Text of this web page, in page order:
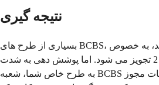
نتیجه گیری
بسیاری از طرح های BCBS، مونجارو را پوشش می دهند، به خصوص
زمانی که برای دیابت نوع 2 تجویز می شود. اما پوشش دهی به شدت
به طرح خاص شما، شعبه BCBS شما و اینکه آیا شما الزامات مجوز